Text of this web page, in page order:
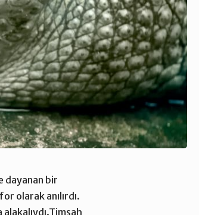
dayanan bir
olarak anılırdı.